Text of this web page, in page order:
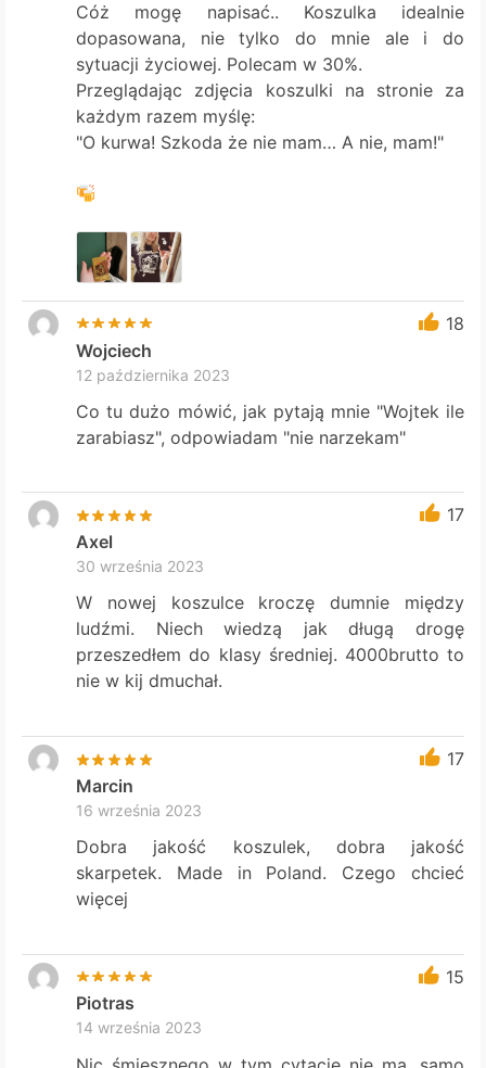
Cóż mogę napisać.. Koszulka idealnie
dopasowana, nie tylko do mnie ale i do
sytuacji życiowej. Polecam w 30%.
Przeglądając zdjęcia koszulki na stronie za
każdym razem myślę:
"O kurwa! Szkoda że nie mam… A nie, mam!"
18
Wojciech
12 października 2023
Co tu dużo mówić, jak pytają mnie "Wojtek ile
zarabiasz", odpowiadam "nie narzekam"
17
Axel
30 września 2023
W nowej koszulce kroczę dumnie między
ludźmi. Niech wiedzą jak długą drogę
przeszedłem do klasy średniej. 4000brutto to
nie w kij dmuchał.
17
Marcin
16 września 2023
Dobra jakość koszulek, dobra jakość
skarpetek. Made in Poland. Czego chcieć
więcej
15
Piotras
14 września 2023